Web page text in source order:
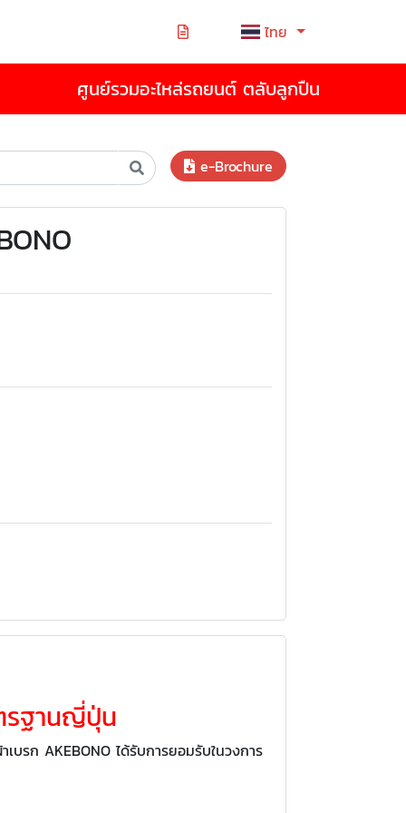
ไทย
ศูนย์รวมอะไหล่รถยนต์ ตลับลูกปืน
e-Brochure
รฐานญี่ปุ่น
รก AKEBONO ได้รับการยอมรับในวงการ